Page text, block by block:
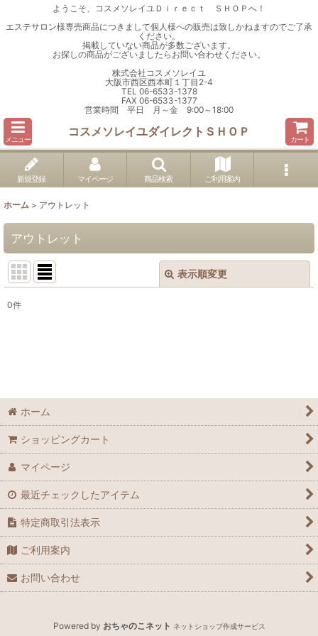
ようこそ、コスメソレイユＤｉｒｅｃｔ ＳＨＯＰへ！
エステサロン様専売商品につきまして個人様への販売は致しかねますのでご了承
ください。
掲載していない商品が多数ございます。
お探しの商品がございましたらお問い合わせください。
株式会社コスメソレイユ
大阪市西区西本町１丁目2-4
TEL 06-6533-1378
FAX 06-6533-1377
営業時間 平日 月～金 9:00～18:00
メニュー
コスメソレイユダイレクトＳＨＯＰ
カート
新規登録 マイページ 商品検索 ご利用案内
ホーム > アウトレット
アウトレット
表示順変更
0件
ホーム
ショッピングカート
マイページ
最近チェックしたアイテム
特定商取引法表示
ご利用案内
お問い合わせ
Powered by おちゃのこネット ネットショップ作成サービス